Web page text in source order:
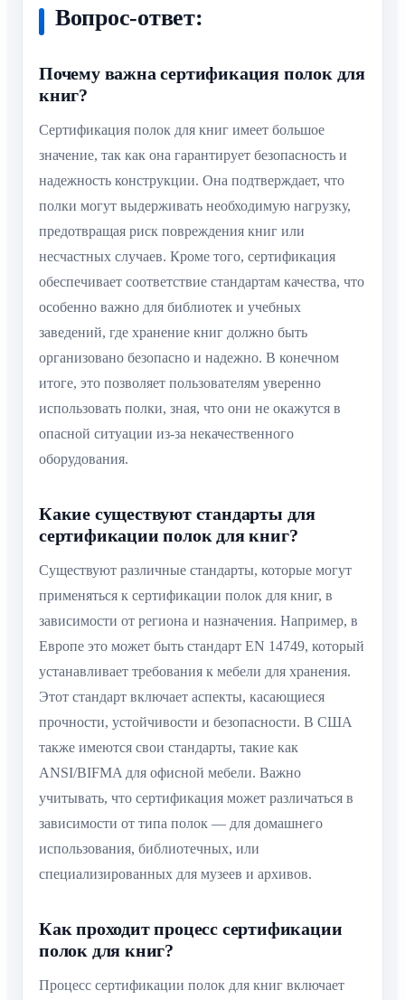
Вопрос-ответ:
Почему важна сертификация полок для
книг?
Сертификация полок для книг имеет большое
значение, так как она гарантирует безопасность и
надежность конструкции. Она подтверждает, что
полки могут выдерживать необходимую нагрузку,
предотвращая риск повреждения книг или
несчастных случаев. Кроме того, сертификация
обеспечивает соответствие стандартам качества, что
особенно важно для библиотек и учебных
заведений, где хранение книг должно быть
организовано безопасно и надежно. В конечном
итоге, это позволяет пользователям уверенно
использовать полки, зная, что они не окажутся в
опасной ситуации из-за некачественного
оборудования.
Какие существуют стандарты для
сертификации полок для книг?
Существуют различные стандарты, которые могут
применяться к сертификации полок для книг, в
зависимости от региона и назначения. Например, в
Европе это может быть стандарт EN 14749, который
устанавливает требования к мебели для хранения.
Этот стандарт включает аспекты, касающиеся
прочности, устойчивости и безопасности. В США
также имеются свои стандарты, такие как
ANSI/BIFMA для офисной мебели. Важно
учитывать, что сертификация может различаться в
зависимости от типа полок — для домашнего
использования, библиотечных, или
специализированных для музеев и архивов.
Как проходит процесс сертификации
полок для книг?
Процесс сертификации полок для книг включает